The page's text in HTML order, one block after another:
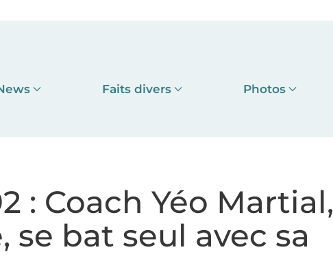
Faits divers Photos
: Coach Yéo Martial,
se bat seul avec sa